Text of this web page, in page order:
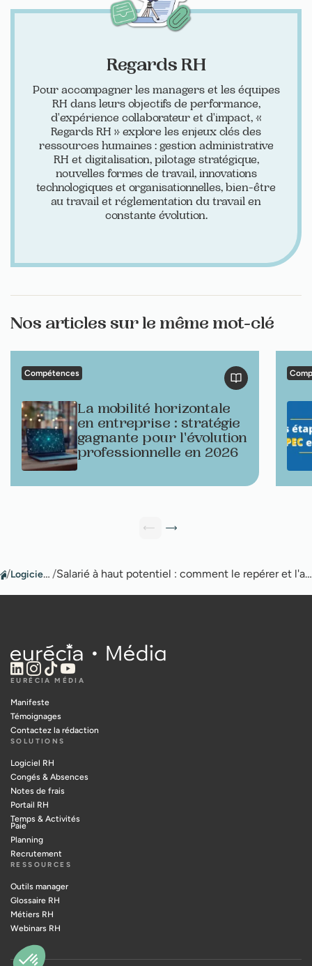
Regards RH
Pour accompagner les managers et les équipes
RH dans leurs objectifs de performance,
d'expérience collaborateur et d'impact, «
Regards RH » explore les enjeux clés des
ressources humaines : gestion administrative
RH et digitalisation, pilotage stratégique,
nouvelles formes de travail, innovations
technologiques et organisationnelles, bien-être
au travail et réglementation du travail en
constante évolution.
Nos articles sur le même mot-clé
Compétences
La mobilité horizontale
en entreprise : stratégie
gagnante pour l'évolution
professionnelle en 2026
/ Logiciel GPEC / Salarié à haut potentiel : comment le repérer et l'accompagner en entreprise ?
EURÉCIA MÉDIA
Manifeste
Témoignages
Contactez la rédaction
SOLUTIONS
Logiciel RH
Congés & Absences
Notes de frais
Portail RH
Temps & Activités
Paie
Planning
Recrutement
RESSOURCES
Outils manager
Glossaire RH
Métiers RH
Webinars RH